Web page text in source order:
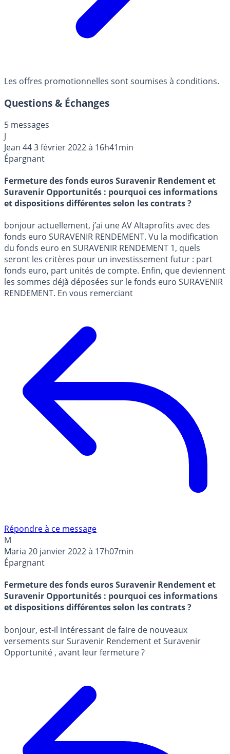
Les offres promotionnelles sont soumises à conditions.
Questions & Échanges
5 messages
J
Jean 443 février 2022 à 16h41min
Épargnant
Fermeture des fonds euros Suravenir Rendement et
Suravenir Opportunités : pourquoi ces informations
et dispositions différentes selon les contrats ?
bonjour actuellement, j’ai une AV Altaprofits avec des
fonds euro SURAVENIR RENDEMENT. Vu la modification
du fonds euro en SURAVENIR RENDEMENT 1, quels
seront les critères pour un investissement futur : part
fonds euro, part unités de compte. Enfin, que deviennent
les sommes déjà déposées sur le fonds euro SURAVENIR
RENDEMENT. En vous remerciant
Répondre à ce message
M
Maria 20 janvier 2022 à 17h07min
Épargnant
Fermeture des fonds euros Suravenir Rendement et
Suravenir Opportunités : pourquoi ces informations
et dispositions différentes selon les contrats ?
bonjour, est-il intéressant de faire de nouveaux
versements sur Suravenir Rendement et Suravenir
Opportunité , avant leur fermeture ?